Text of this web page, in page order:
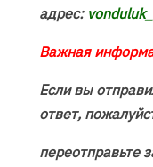
адрес:
Важная
Если вы
ответ,
переотправьте